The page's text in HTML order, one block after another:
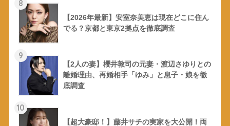
8
【2026年最新】安室奈美恵は現在どこに住ん
でる？京都と東京2拠点を徹底調査
9
【2人の妻】櫻井敦司の元妻・渡辺さゆりとの
離婚理由、再婚相手「ゆみ」と息子・娘を徹
底調査
10
【超大豪邸！】藤井サチの実家を大公開！両